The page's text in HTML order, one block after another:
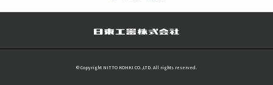
© Copyright NITTO KOHKI CO.,LTD. All rights reserved.